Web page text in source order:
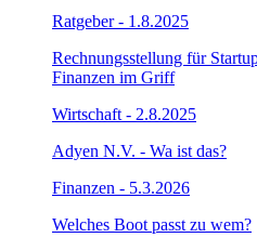
Ratgeber- 1.8.2025
Rechnungsstellung für
Finanzen im Griff
Wirtschaft - 2.8.2025
Adyen N.V. - Wa ist das?
Finanzen - 5.3.2026
Welches Boot passt zu wem?